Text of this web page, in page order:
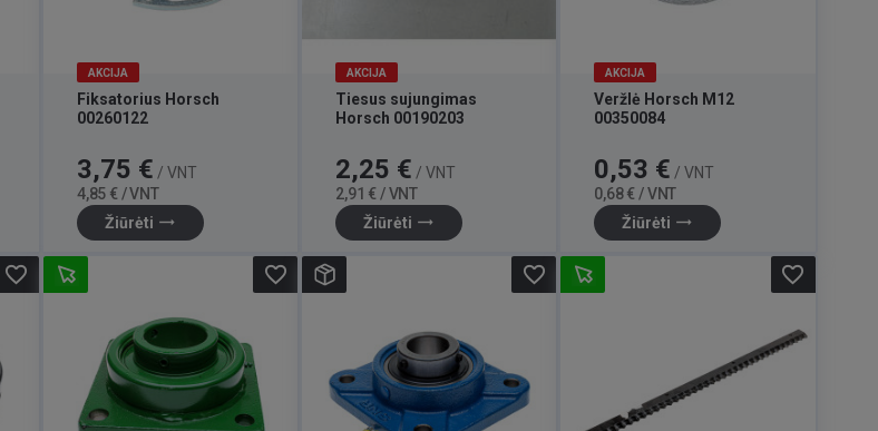
AKCIJA
Fiksatorius Horsch
00260122
Kaina
3,75 € / VNT
4,85 € / VNT
Žiūrėti trending_flat
AKCIJA
Tiesus sujungimas
Horsch 00190203
Kaina
2,25 € / VNT
2,91 € / VNT
Žiūrėti trending_flat
AKCIJA
Veržlė Horsch M12
00350084
Kaina
0,53 € / VNT
0,68 € / VNT
Žiūrėti trending_flat
favorite_border favorite_border favorite_border favorite_border